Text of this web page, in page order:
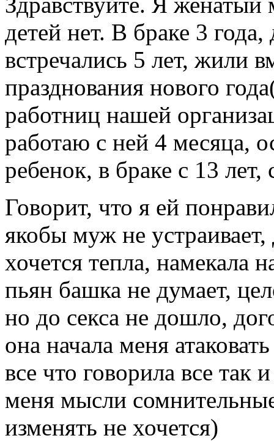
детей нет. В браке 3 года,
встречались 5 лет, жили
празднования нового
работниц нашей
работаю с ней 4 месяца,
ребенок, в браке с 13
Говорит, что я ей
якобы муж не
хочется тепла, намекала
пьян башка не думает,
но до секса не дошло,
она начала меня
все что говорила все так
меня мысли
изменять не хочется)